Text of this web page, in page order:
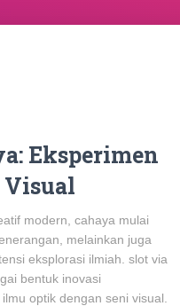
Eksperimen
modern, cahaya mulai
melainkan juga
eksplorasi ilmiah. slot via
bentuk inovasi
optik dengan seni visual.